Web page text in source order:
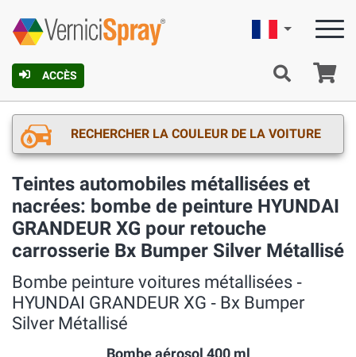
ACCÈS
Française
RECHERCHER LA COULEUR DE LA VOITURE
Teintes automobiles métallisées et
nacrées: bombe de peinture HYUNDAI
GRANDEUR XG pour retouche
carrosserie Bx Bumper Silver Métallisé
Bombe peinture voitures métallisées ‐
HYUNDAI GRANDEUR XG ‐ Bx Bumper
Silver Métallisé
Bombe aérosol 400 ml